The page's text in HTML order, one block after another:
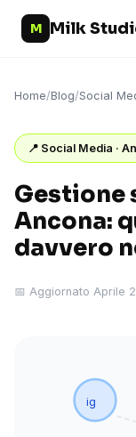
M Milk
Home/Blog/Social
📍 Social Media ·
Gestione
Ancona:
davvero
📅 Aggiornato Aprile
ig